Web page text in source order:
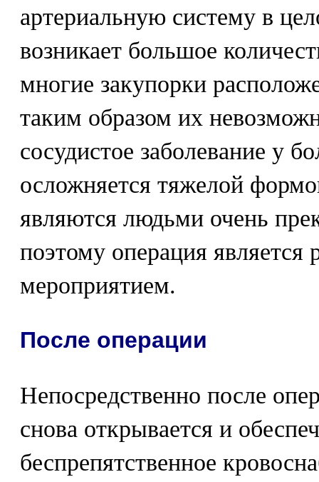
артериальную систему в
возникает большое
многие закупорки
таким образом их
сосудистое заболевание у
осложняется тяжелой
являются людьми очень
поэтому операция является
мероприятием.
После операции
Непосредственно после
снова открывается и
беспрепятственное